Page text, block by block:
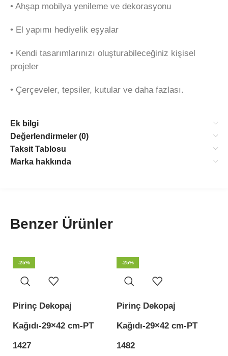
•⁠ ⁠Ahşap mobilya yenileme ve dekorasyonu
•⁠ ⁠El yapımı hediyelik eşyalar
•⁠ ⁠Kendi tasarımlarınızı oluşturabileceğiniz kişisel
projeler
•⁠ ⁠Çerçeveler, tepsiler, kutular ve daha fazlası.
Ek bilgi
Değerlendirmeler (0)
Taksit Tablosu
Marka hakkında
Benzer Ürünler
-25%
Pirinç Dekopaj
Kağıdı-29×42 cm-PT
1427
-25%
Pirinç Dekopaj
Kağıdı-29×42 cm-PT
1482